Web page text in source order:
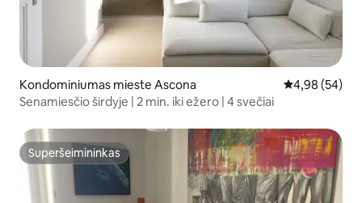
Kondominiumas mieste Ascona Vidutinis
4,98 (54)
Senamiesčio širdyje | 2 min. iki ežero | 4 svečiai
Superšeimininkas
Superšeimininkas